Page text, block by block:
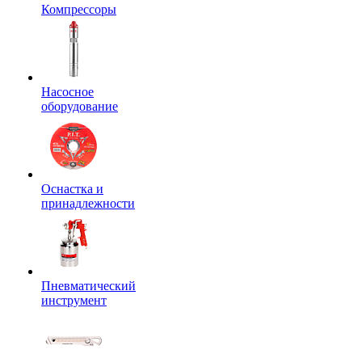
Компрессоры
Насосное
оборудование
Оснастка и
принадлежности
Пневматический
инструмент